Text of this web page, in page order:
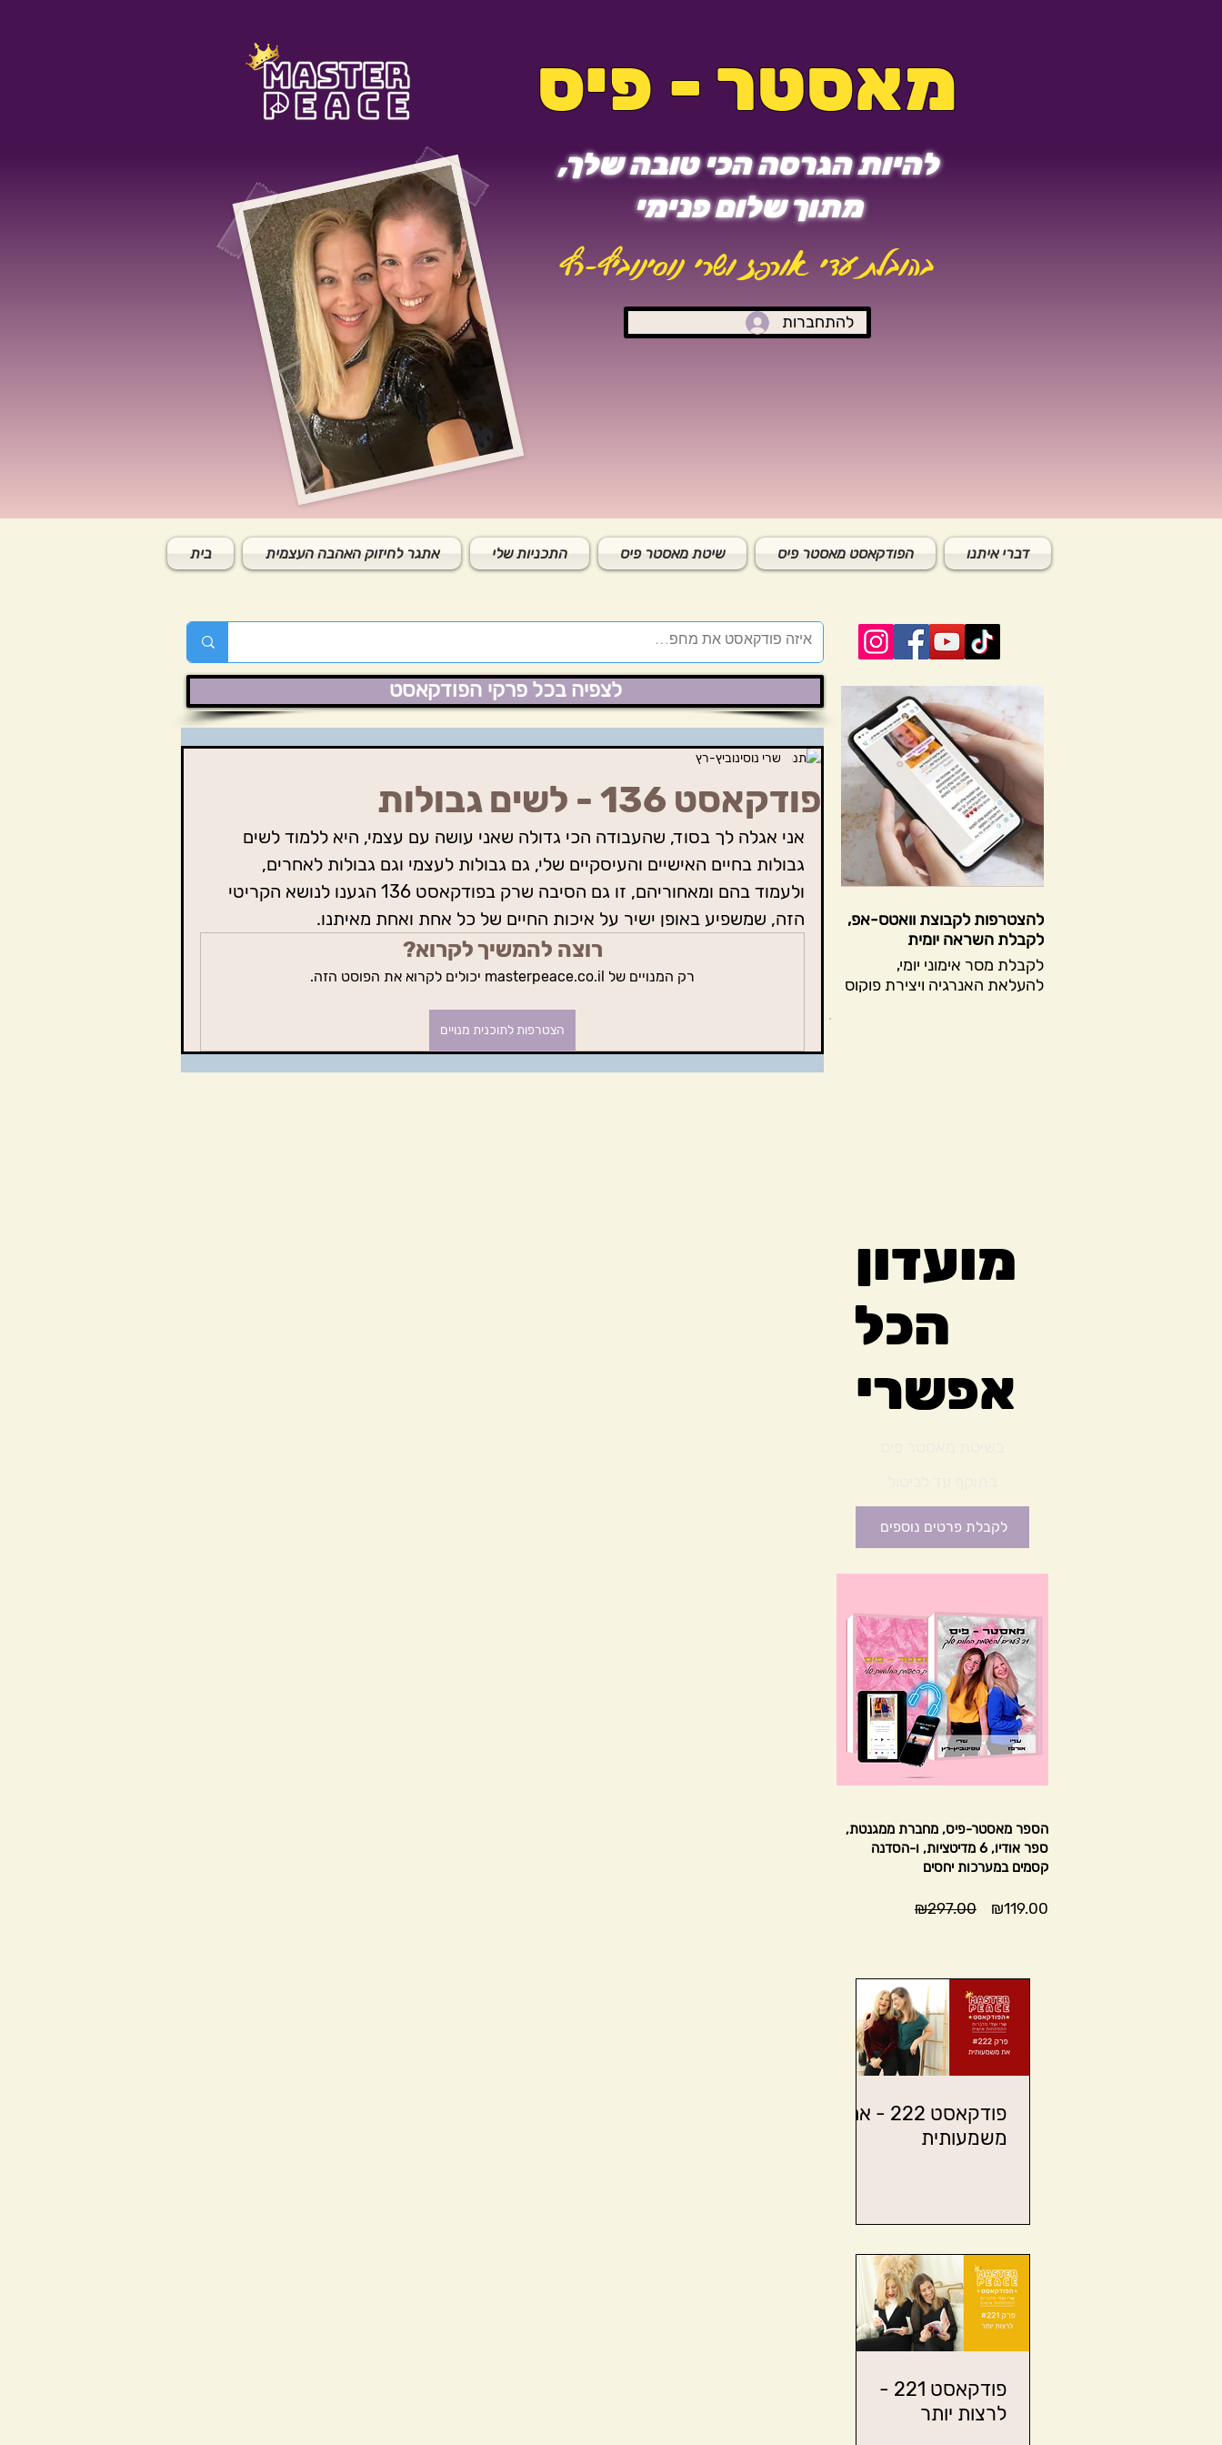
מאסטר - פיס
להיות הגרסה הכי טובה שלך,
מתוך שלום פנימי
בהובלת עדי אורפז ושרי נוסינוביץ-רץ
להתחברות
בית אתגר לחיזוק האהבה העצמית התכניות שלי שיטת מאסטר פיס הפודקאסט מאסטר פיס דברי איתנו
לצפיה בכל פרקי הפודקאסט
פודקאסט 136 - לשים גבולות
שרי נוסינוביץ-רץ
אני אגלה לך בסוד, שהעבודה הכי גדולה שאני עושה עם עצמי, היא ללמוד לשים
גבולות בחיים האישיים והעיסקיים שלי, גם גבולות לעצמי וגם גבולות לאחרים,
ולעמוד בהם ומאחוריהם, זו גם הסיבה שרק בפודקאסט 136 הגענו לנושא הקריטי
הזה, שמשפיע באופן ישיר על איכות החיים של כל אחת ואחת מאיתנו.
רוצה להמשיך לקרוא?
רק המנויים של masterpeace.co.il יכולים לקרוא את הפוסט הזה.
הצטרפות לתוכנית מנויים
להצטרפות לקבוצת וואטס-אפ,
לקבלת השראה יומית
לקבלת מסר אימוני יומי,
להעלאת האנרגיה ויצירת פוקוס
מועדון
הכל
אפשרי
לקבלת פרטים נוספים
הספר מאסטר-פיס, מחברת ממגנטת,
ספר אודיו, 6 מדיטציות, ו-הסדנה
קסמים במערכות יחסים
₪297.00
מחיר
₪119.00
פודקאסט 222 - את
משמעותית
פודקאסט 221 -
לרצות יותר